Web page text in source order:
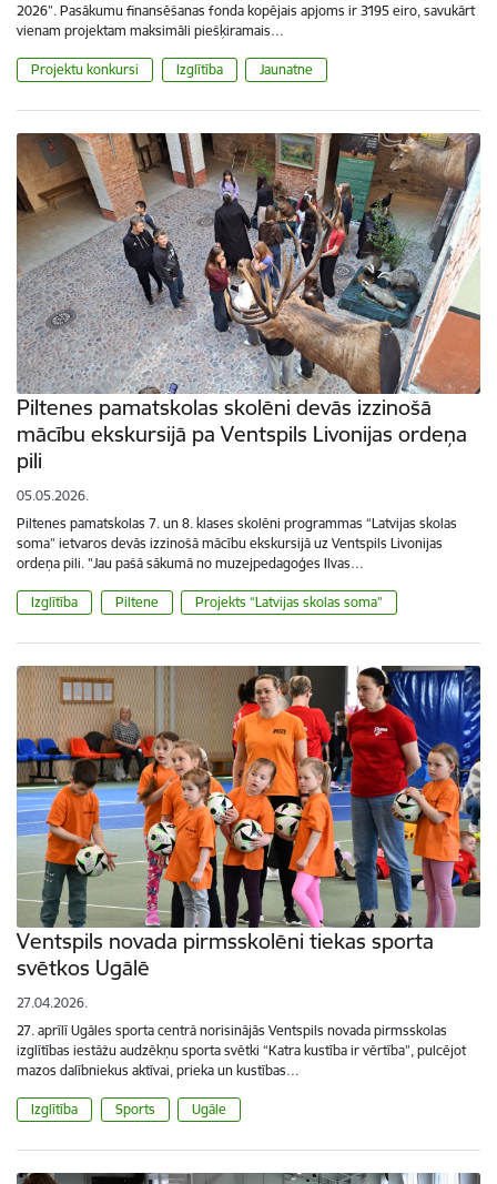
2026”. Pasākumu finansēšanas fonda kopējais apjoms ir 3195 eiro, savukārt
vienam projektam maksimāli piešķiramais…
Projektu konkursi Izglītība Jaunatne
Piltenes pamatskolas skolēni devās izzinošā
mācību ekskursijā pa Ventspils Livonijas ordeņa
pili
05.05.2026.
Piltenes pamatskolas 7. un 8. klases skolēni programmas “Latvijas skolas
soma” ietvaros devās izzinošā mācību ekskursijā uz Ventspils Livonijas
ordeņa pili. "Jau pašā sākumā no muzejpedagoģes Ilvas…
Izglītība Piltene Projekts “Latvijas skolas soma”
Ventspils novada pirmsskolēni tiekas sporta
svētkos Ugālē
27.04.2026.
27. aprīlī Ugāles sporta centrā norisinājās Ventspils novada pirmsskolas
izglītības iestāžu audzēkņu sporta svētki “Katra kustība ir vērtība”, pulcējot
mazos dalībniekus aktīvai, prieka un kustības…
Izglītība Sports Ugāle